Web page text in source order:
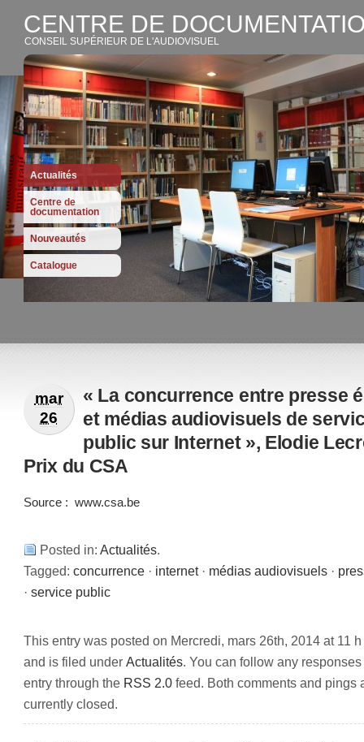
CENTRE DE
CONSEIL SUPÉRIEUR DE L'AUDIOVISUEL
Actualités
Centre de
documentation
Nouveautés
Catalogue
mar
26
« La concurrence entre presse
et médias audiovisuels de
public sur Internet », Elodie
Prix du CSA
Source : www.csa.be
Posted in: Actualités.
Tagged: concurrence · internet· médias audiovisuels ·
· service public
This entry was posted on Mercredi, mars 26th, 2014 at 11
and is filed under Actualités . You can follow any
entry through the RSS 2.0 feed. Both comments and pings
currently closed.